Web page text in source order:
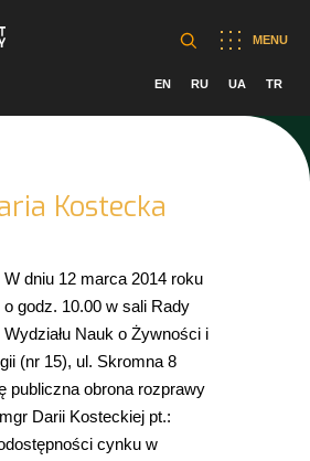
MENU
EN RU UA TR
Kostecka
W dniu 12 marca 2014 roku
o godz. 10.00 w sali Rady
Wydziału Nauk o Żywności i
(nr 15), ul. Skromna 8
publiczna obrona rozprawy
Darii Kosteckiej pt.:
cynku w